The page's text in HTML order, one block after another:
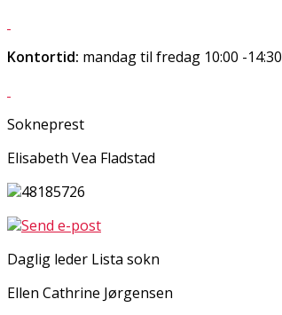
Kontortid: mandag til fredag 10:00 -14:30
Sokneprest
Elisabeth Vea Fladstad
48185726
Send e-post
Daglig leder Lista sokn
Ellen Cathrine Jørgensen